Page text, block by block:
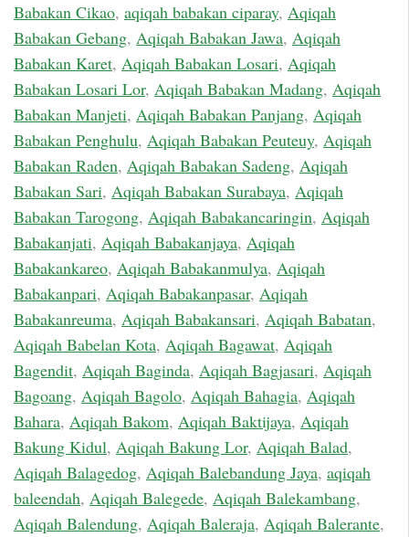
Babakan Cikao, aqiqah babakan ciparay, Aqiqah
Babakan Gebang, Aqiqah Babakan Jawa, Aqiqah
Babakan Karet, Aqiqah Babakan Losari, Aqiqah
Babakan Losari Lor, Aqiqah Babakan Madang, Aqiqah
Babakan Manjeti, Aqiqah Babakan Panjang, Aqiqah
Babakan Penghulu, Aqiqah Babakan Peuteuy, Aqiqah
Babakan Raden, Aqiqah Babakan Sadeng, Aqiqah
Babakan Sari, Aqiqah Babakan Surabaya, Aqiqah
Babakan Tarogong, Aqiqah Babakancaringin, Aqiqah
Babakanjati, Aqiqah Babakanjaya, Aqiqah
Babakankareo, Aqiqah Babakanmulya, Aqiqah
Babakanpari, Aqiqah Babakanpasar, Aqiqah
Babakanreuma, Aqiqah Babakansari, Aqiqah Babatan,
Aqiqah Babelan Kota, Aqiqah Bagawat, Aqiqah
Bagendit, Aqiqah Baginda, Aqiqah Bagjasari, Aqiqah
Bagoang, Aqiqah Bagolo, Aqiqah Bahagia, Aqiqah
Bahara, Aqiqah Bakom, Aqiqah Baktijaya, Aqiqah
Bakung Kidul, Aqiqah Bakung Lor, Aqiqah Balad,
Aqiqah Balagedog, Aqiqah Balebandung Jaya, aqiqah
baleendah, Aqiqah Balegede, Aqiqah Balekambang,
Aqiqah Balendung, Aqiqah Baleraja, Aqiqah Balerante,